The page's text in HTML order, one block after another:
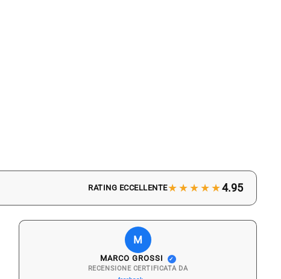
RATING ECCELLENTE★★★★★4.95
M
MARCO GROSSI ✓
RECENSIONE CERTIFICATA DA